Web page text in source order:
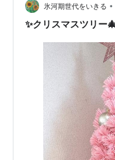
壁に穴を開けたくなの
こで） 前から知っては
氷河期世代をいきる •
✨クリスマスツリー